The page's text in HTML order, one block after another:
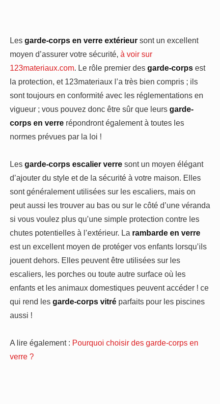
Les garde-corps en verre extérieur sont un excellent
moyen d’assurer votre sécurité, à voir sur
123materiaux.com. Le rôle premier des garde-corps est
la protection, et 123materiaux l’a très bien compris ; ils
sont toujours en conformité avec les réglementations en
vigueur ; vous pouvez donc être sûr que leurs garde-
corps en verre répondront également à toutes les
normes prévues par la loi !
Les garde-corps escalier verre sont un moyen élégant
d’ajouter du style et de la sécurité à votre maison. Elles
sont généralement utilisées sur les escaliers, mais on
peut aussi les trouver au bas ou sur le côté d’une véranda
si vous voulez plus qu’une simple protection contre les
chutes potentielles à l’extérieur. La rambarde en verre
est un excellent moyen de protéger vos enfants lorsqu’ils
jouent dehors. Elles peuvent être utilisées sur les
escaliers, les porches ou toute autre surface où les
enfants et les animaux domestiques peuvent accéder ! ce
qui rend les garde-corps vitré parfaits pour les piscines
aussi !
A lire également : Pourquoi choisir des garde-corps en
verre ?